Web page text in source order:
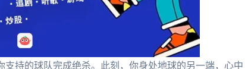
持的球队完成绝杀。此刻，你身处地球的另一端，心中